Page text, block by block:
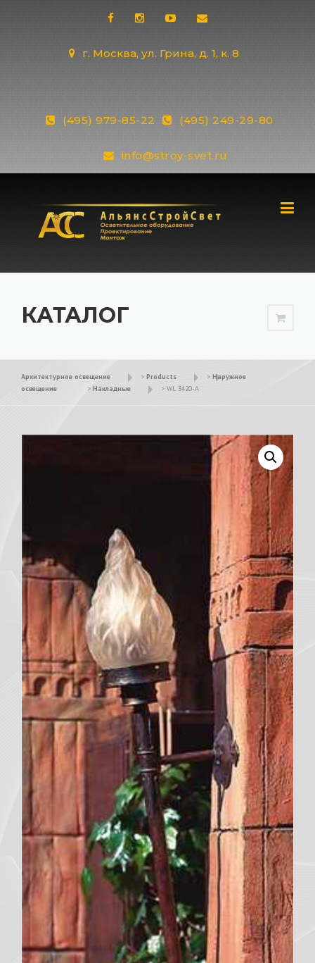
г. Москва, ул. Грина, д. 1, к. 8
(495) 979-85-22 (495) 249-29-80
info@stroy-svet.ru
КАТАЛОГ
Архитектурное освещение > Products > Наружное
освещение
> Накладные > WL 3420-A